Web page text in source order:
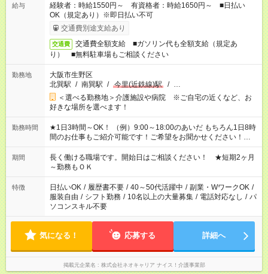
給与
経験者：時給1550円～ 有資格者：時給1650円～ ■日払い
OK（規定あり）※即日払い不可
交通費別途支給あり
交通費
交通費全額支給 ■ガソリン代も全額支給（規定あ
り） ■無料駐車場もご相談ください
勤務地
大阪市生野区
北巽駅 / 南巽駅 / 今里(近鉄線)駅 / …
＜選べる勤務地＞介護施設や病院 ※ご自宅の近くなど、お
好きな場所を選べます！
勤務時間
★1日3時間～OK！ （例）9:00～18:00のあいだ もちろん1日8時
間のお仕事もご紹介可能です！ご希望をお聞かせください！★家
庭の都合でお休みが必要な場合も遠慮なくご相談ください。 ※
週最低15時間以上の勤務が必要です
期間
長く働ける職場です。開始日はご相談ください！ ★短期2ヶ月
～勤務もＯＫ
特徴 日払いOK / 履歴書不要 / 40～50代活躍中 / 副業・WワークOK /
服装自由 / シフト勤務 / 10名以上の大量募集 / 電話対応なし / パ
ソコンスキル不要
気になる！ 応募する 詳細へ
掲載元企業名 株式会社ネオキャリア ナイス！介護事業部